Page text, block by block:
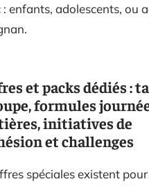
: enfants, adolescents, ou
et packs dédiés :
formules
initiatives de
et challenges
spéciales existent